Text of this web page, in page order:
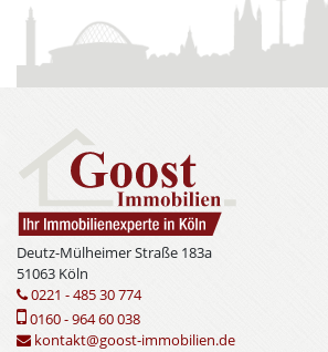
Deutz-Mülheimer Straße 183a
51063 Köln
0221 - 485 30 774
0160 - 964 60 038
kontakt@goost-immobilien.de